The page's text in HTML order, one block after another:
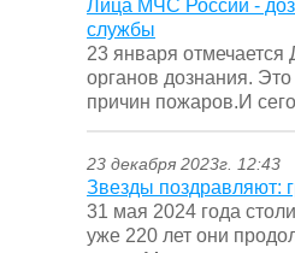
Лица МЧС России -
службы
23 января отмечается
органов дознания.
причин пожаров.И
23 декабря 2023г. 12:43
Звезды поздравляют:
31 мая 2024 года
уже 220 лет они